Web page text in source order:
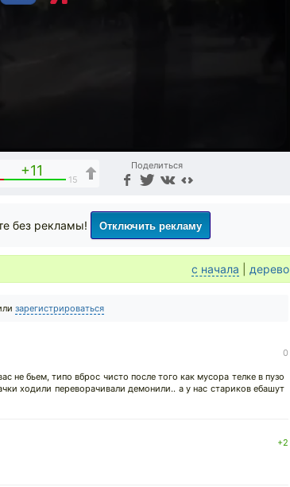
+11
15
Поделиться
без рекламы! Отключить рекламу
с начала дерево
зарегистрироваться
0
не бьем, типо вброс чисто после того как мусора телке в пузо
ходили переворачивали демонили.. а у нас стариков ебашут
+2